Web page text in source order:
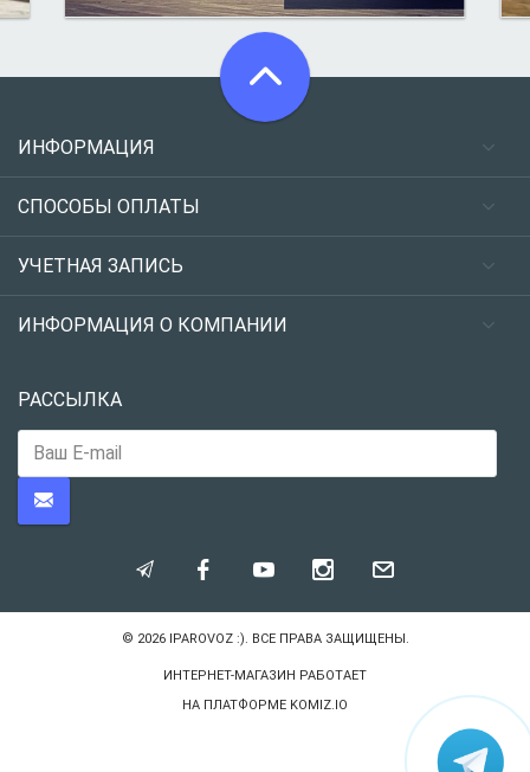
ИНФОРМАЦИЯ
СПОСОБЫ ОПЛАТЫ
УЧЕТНАЯ ЗАПИСЬ
ИНФОРМАЦИЯ О КОМПАНИИ
РАССЫЛКА
© 2026 IPAROVOZ :). ВСЕ ПРАВА ЗАЩИЩЕНЫ.
ИНТЕРНЕТ-МАГАЗИН РАБОТАЕТ
НА ПЛАТФОРМЕ KOMIZ.IO